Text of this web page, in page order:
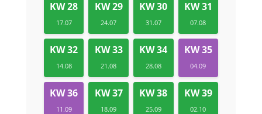
KW 28
17.07
KW 29
24.07
KW 30
31.07
KW 31
07.08
KW 32
14.08
KW 33
21.08
KW 34
28.08
KW 35
04.09
KW 36
11.09
KW 37
18.09
KW 38
25.09
KW 39
02.10